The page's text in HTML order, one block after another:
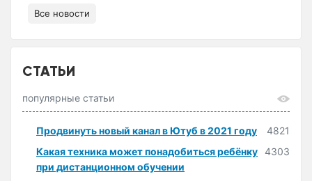
Все новости
СТАТЬИ
популярные статьи
Продвинуть новый канал в Ютуб в 2021 году
4821
Какая техника может понадобиться ребёнку
при дистанционном обучении
4303